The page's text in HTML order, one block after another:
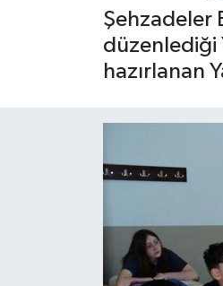
Şehzadeler
düzenlediği
hazırlanan
Haber Arşivi